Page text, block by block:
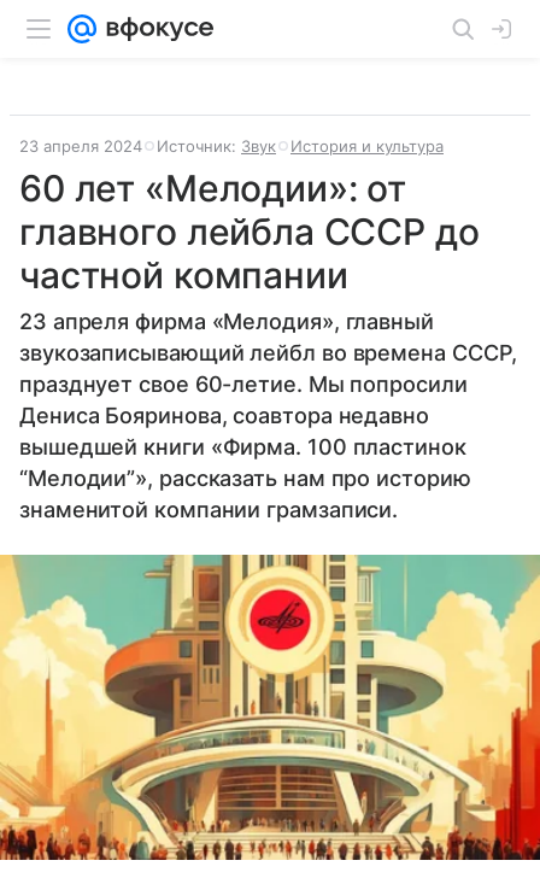
23 апреля 2024 Источник: Звук История и культура
60 лет «Мелодии»: от
главного лейбла СССР до
частной компании
23 апреля фирма «Мелодия», главный
звукозаписывающий лейбл во времена СССР,
празднует свое 60-летие. Мы попросили
Дениса Бояринова, соавтора недавно
вышедшей книги «Фирма. 100 пластинок
“Мелодии”», рассказать нам про историю
знаменитой компании грамзаписи.